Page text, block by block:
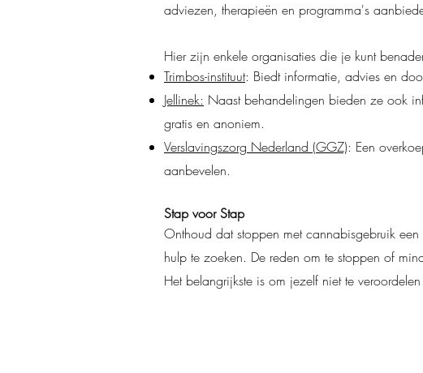
adviezen, therapieën en programma's
Hier zijn enkele organisaties die je kunt
Trimbos-instituut: Biedt informatie, advies en
Jellinek: Naast behandelingen bieden ze ook
gratis en anoniem.
Verslavingszorg Nederland (GGZ): Een
aanbevelen.
Stap voor Stap
Onthoud dat stoppen met cannabisgebruik
hulp te zoeken. De reden om te stoppen of
Het belangrijkste is om jezelf niet te